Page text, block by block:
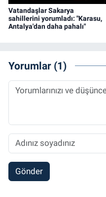
Vatandaşlar Sakarya
sahillerini yorumladı: "Karasu,
Antalya'dan daha pahalı"
Yorumlar (1)
Gönder